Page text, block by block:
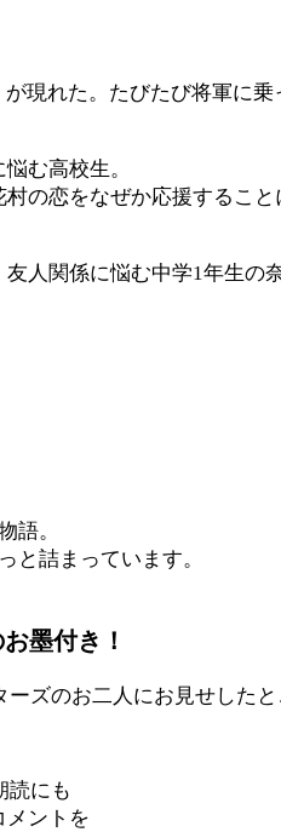
現れた。たびたび将軍
む高校生。
の恋をなぜか応援するこ
人関係に悩む中学1年生
語。
と詰まっています。
墨付き！
ズのお二人にお見せした
読にも
メントを